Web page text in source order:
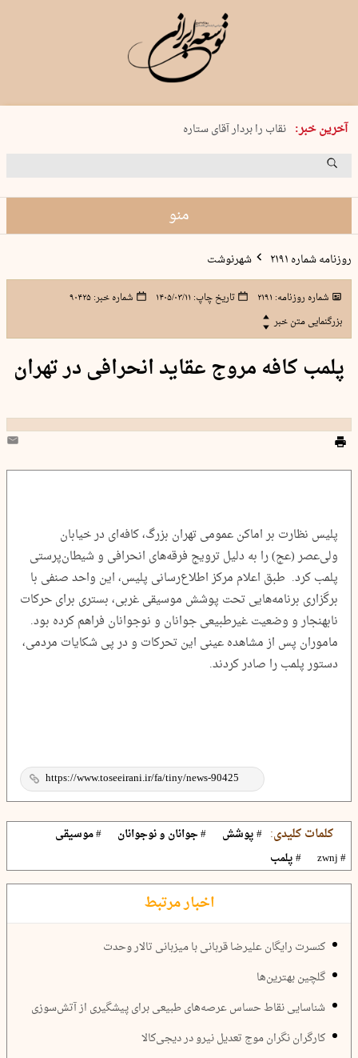
آخرین خبر:
پنجشنبه 15 مرداد 1405 شماره 2243
نقاب را بردار آقای ستاره
کدام فوتبال؟
منو
روزنامه شماره ۲۱۹۱ شهرنوشت
شماره روزنامه: ۲۱۹۱ تاریخ چاپ: ۱۴۰۵/۰۳/۱۱ شماره خبر:۹۰۴۲۵
بزرگنمایی متن خبر
پلمب کافه مروج عقاید انحرافی در تهران
پلیس نظارت بر اماکن عمومی تهران بزرگ، کافه‌ای در خیابان
ولی‌عصر (عج) را به دلیل ترویج فرقه‌های انحرافی و شیطان‌پرستی
پلمب کرد. طبق اعلام مرکز اطلاع‌رسانی پلیس، این واحد صنفی با
برگزاری برنامه‌هایی تحت پوشش موسیقی غربی، بستری برای حرکات
نابهنجار و وضعیت غیرطبیعی جوانان و نوجوانان فراهم کرده بود.
ماموران پس از مشاهده عینی این تحرکات و در پی شکایات مردمی،
دستور پلمب را صادر کردند.
کلمات کلیدی: # پوشش # جوانان و نوجوانان
# موسیقی
# zwnj
# پلمب
اخبار مرتبط
کنسرت رایگان علیرضا قربانی با میزبانی تالار وحدت
گلچین بهترین‌ها
شناسایی نقاط حساس عرصه‌های طبیعی برای پیشگیری از آتش‌سوزی‌
کارگران نگران موج تعدیل نیرو در دیجی‌کالا